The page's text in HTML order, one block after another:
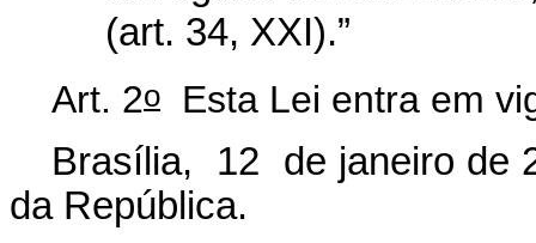
(art. 34, XXI).”
Art. 2o Esta Lei entra em
Brasília, 12 de janeiro de
da República.